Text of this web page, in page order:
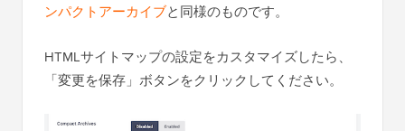
ンパクトアーカイブと同様のものです。
HTMLサイトマップの設定をカスタマイズしたら、
「変更を保存」ボタンをクリックしてください。